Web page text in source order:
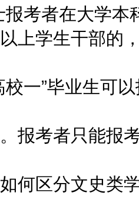
报考者在大学本
上学生干部的
”毕业生可以
考者只能报考
区分文史类学